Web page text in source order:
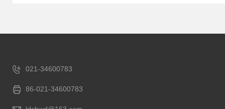
021-34600783
86-021-34600783